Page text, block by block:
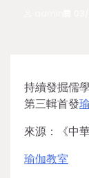
持續發掘儒
第三輯首發
來源：《中
瑜伽教室